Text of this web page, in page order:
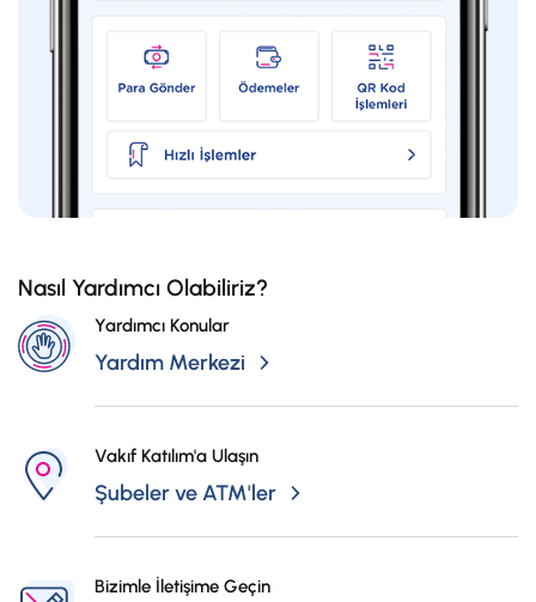
Nasıl Yardımcı Olabiliriz?
Yardımcı Konular
Yardım Merkezi
Vakıf Katılım'a Ulaşın
Şubeler ve ATM'ler
Bizimle İletişime Geçin